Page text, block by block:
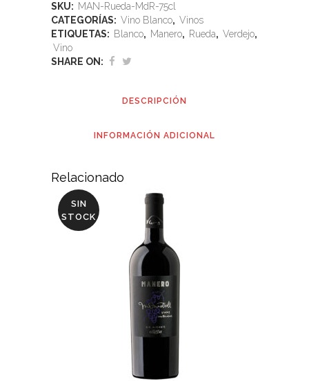
SKU: MAN-Rueda-MdR-75cl
CATEGORÍAS: Vino Blanco, Vinos
ETIQUETAS: Blanco, Manero, Rueda, Verdejo,
Vino
SHARE ON:
DESCRIPCIÓN
INFORMACIÓN ADICIONAL
Relacionado
SIN
STOCK